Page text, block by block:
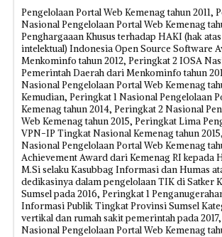
Pengelolaan Portal Web Kemenag tahun 2011,
Nasional Pengelolaan Portal Web Kemenag
Penghargaaan Khusus terhadap HAKI (hak
intelektual) Indonesia Open Source Software
Menkominfo tahun 2012, Peringkat 2 IOSA
Pemerintah Daerah dari Menkominfo tahun
Nasional Pengelolaan Portal Web Kemenag
Kemudian, Peringkat 1 Nasional Pengelolaan
Kemenag tahun 2014, Peringkat 2 Nasional
Web Kemenag tahun 2015, Peringkat Lima
VPN-IP Tingkat Nasional Kemenag tahun
Nasional Pengelolaan Portal Web Kemenag
Achievement Award dari Kemenag RI kepada
M.Si selaku Kasubbag Informasi dan Humas
dedikasinya dalam pengelolaan TIK di Satker
Sumsel pada 2016, Peringkat 1
Informasi Publik Tingkat Provinsi Sumsel
vertikal dan rumah sakit pemerintah pada
Nasional Pengelolaan Portal Web Kemenag